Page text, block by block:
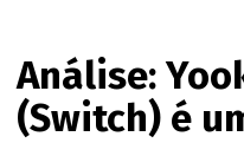
Análise:
(Switch) é